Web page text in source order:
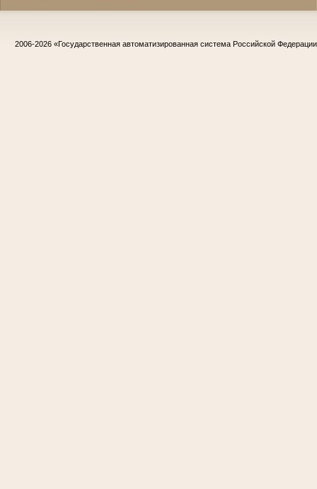
2006-2026 «Государственная автоматизированная система Российской